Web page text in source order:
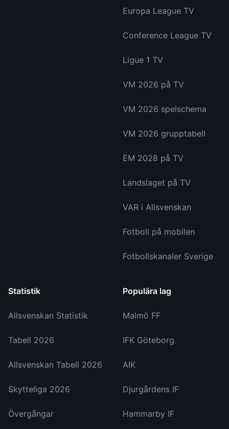
Europa League TV
Conference League TV
Ligue 1 TV
VM 2026 på TV
VM 2026 spelschema
VM 2026 grupptabell
EM 2028 på TV
Landslaget på TV
VAR i Allsvenskan
Fotboll på mobilen
Fotbollskanaler Sverige
Statistik
Allsvenskan Statistik
Tabell 2026
Allsvenskan Tabell 2026
Skytteliga 2026
Övergångar
Populära lag
Malmö FF
IFK Göteborg
AIK
Djurgårdens IF
Hammarby IF